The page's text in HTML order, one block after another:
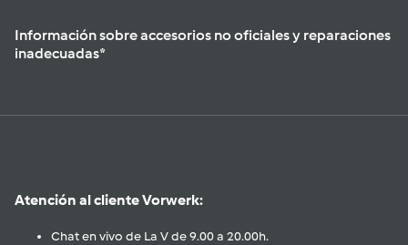
Información sobre accesorios no oficiales y reparaciones
inadecuadas*
Atención al cliente Vorwerk:
Chat en vivo de La V de 9.00 a 20.00h.